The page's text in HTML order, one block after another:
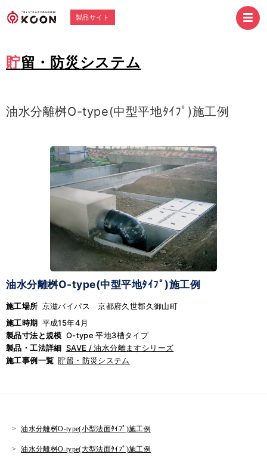
製品サイト
貯留・防災システム
油水分離桝O-type(中型平地ﾀｲﾌﾟ)施工例
油水分離桝O-type(中型平地ﾀｲﾌﾟ)施工例
施工場所 京滋バイパス 京都府久世郡久御山町
施工時期 平成15年4月
製品寸法と規模 O-type 平地3槽タイプ
製品・工法詳細 SAVE / 油水分離ますシリーズ
施工事例一覧 貯留・防災システム
油水分離桝O-type(小型法面ﾀｲﾌﾟ)施工例
油水分離桝O-type(大型法面ﾀｲﾌﾟ)施工例